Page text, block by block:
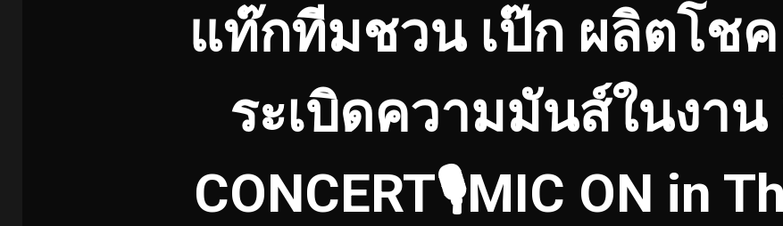
แท๊กทีมชวน เป๊ก ผลิตโช
ระเบิดความมันส์ในงาน
CONCERT🎙MIC ON in